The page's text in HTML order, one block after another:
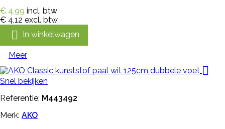
€ 4,99 incl. btw
€ 4,12 excl. btw
 In winkelwagen
Meer

Snel bekijken
Referentie: M443492
Merk: AKO